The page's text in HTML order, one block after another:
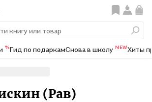
%Гид по подаркамСнова в школу NEWХиты
(Рав)